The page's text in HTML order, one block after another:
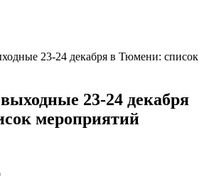
23-24 декабря в Тюмени: список
23-24 декабря
мероприятий